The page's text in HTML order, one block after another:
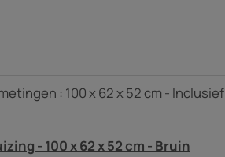
: 100 x 62 x 52 cm - Inclusief
- 100 x 62 x 52 cm - Bruin